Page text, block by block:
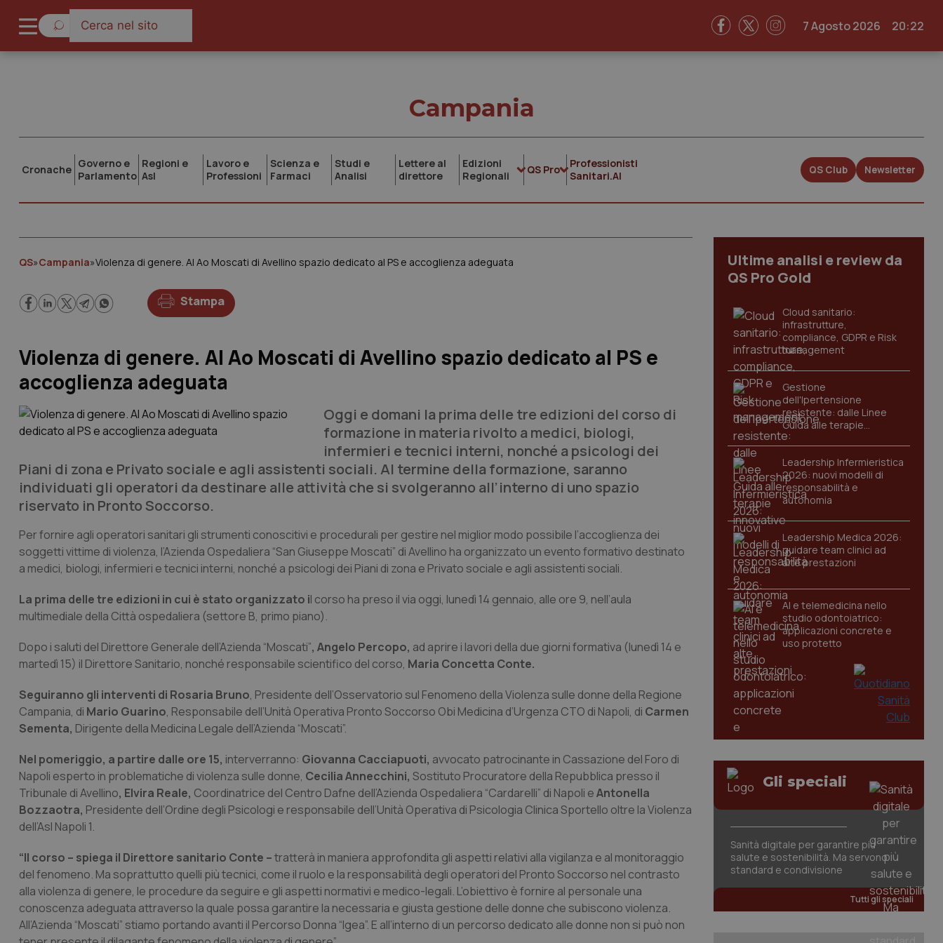
7 Agosto 2026 20:22
Campania
Cronache Governo e
Parlamento
Regioni e
Asl
Lavoro e
Professioni
Scienza e
Farmaci
Studi e
Analisi
Lettere al
direttore
Edizioni
Regionali
QS Pro
Professionisti
Sanitari.AI
QS Club Newsletter
QS»Campania»Violenza di genere. Al Ao Moscati di Avellino spazio dedicato al PS e accoglienza adeguata
Stampa
Violenza di genere. Al Ao Moscati di Avellino spazio dedicato al PS e
accoglienza adeguata
Oggi e domani la prima delle tre edizioni del corso di
formazione in materia rivolto a medici, biologi,
infermieri e tecnici interni, nonché a psicologi dei
Piani di zona e Privato sociale e agli assistenti sociali. Al termine della formazione, saranno
individuati gli operatori da destinare alle attività che si svolgeranno all’interno di uno spazio
riservato in Pronto Soccorso.
Per fornire agli operatori sanitari gli strumenti conoscitivi e procedurali per gestire nel miglior modo possibile l’accoglienza dei
soggetti vittime di violenza, l’Azienda Ospedaliera “San Giuseppe Moscati” di Avellino ha organizzato un evento formativo destinato
a medici, biologi, infermieri e tecnici interni, nonché a psicologi dei Piani di zona e Privato sociale e agli assistenti sociali.
La prima delle tre edizioni in cui è stato organizzato il corso ha preso il via oggi, lunedì 14 gennaio, alle ore 9, nell’aula
multimediale della Città ospedaliera (settore B, primo piano).
Dopo i saluti del Direttore Generale dell’Azienda “Moscati”, Angelo Percopo, ad aprire i lavori della due giorni formativa (lunedì 14 e
martedì 15) il Direttore Sanitario, nonché responsabile scientifico del corso, Maria Concetta Conte.
Seguiranno gli interventi di Rosaria Bruno, Presidente dell’Osservatorio sul Fenomeno della Violenza sulle donne della Regione
Campania, di Mario Guarino, Responsabile dell’Unità Operativa Pronto Soccorso Obi Medicina d’Urgenza CTO di Napoli, di Carmen
Sementa, Dirigente della Medicina Legale dell’Azienda “Moscati”.
Nel pomeriggio, a partire dalle ore 15, interverranno: Giovanna Cacciapuoti, avvocato patrocinante in Cassazione del Foro di
Napoli esperto in problematiche di violenza sulle donne, Cecilia Annecchini, Sostituto Procuratore della Repubblica presso il
Tribunale di Avellino, Elvira Reale, Coordinatrice del Centro Dafne dell’Azienda Ospedaliera “Cardarelli” di Napoli eAntonella
Bozzaotra, Presidente dell’Ordine degli Psicologi e responsabile dell’Unità Operativa di Psicologia Clinica Sportello oltre la Violenza
dell’Asl Napoli 1.
“Il corso – spiega il Direttore sanitario Conte –tratterà in maniera approfondita gli aspetti relativi alla vigilanza e al monitoraggio
del fenomeno. Ma soprattutto quelli più tecnici, come il ruolo e la responsabilità degli operatori del Pronto Soccorso nel contrasto
alla violenza di genere, le procedure da seguire e gli aspetti normativi e medico-legali. L’obiettivo è fornire al personale una
conoscenza adeguata attraverso la quale possa garantire la necessaria e giusta gestione delle donne che subiscono violenza.
All’Azienda “Moscati” stiamo portando avanti il Percorso Donna “Igea”. E all’interno di un percorso dedicato alle donne non si può non
Ultime analisi e review da
QS Pro Gold
Cloud sanitario:
infrastrutture,
compliance, GDPR e Risk
management
Gestione
dell'Ipertensione
resistente: dalle Linee
Guida alle terapie
innovative
Leadership Infermieristica
2026: nuovi modelli di
responsabilità e
autonomia
Leadership Medica 2026:
guidare team clinici ad
alte prestazioni
AI e telemedicina nello
studio odontoiatrico:
applicazioni concrete e
uso protetto
Gli speciali
Sanità digitale per garantire più
salute e sostenibilità. Ma servono
standard e condivisione
Tutti gli speciali